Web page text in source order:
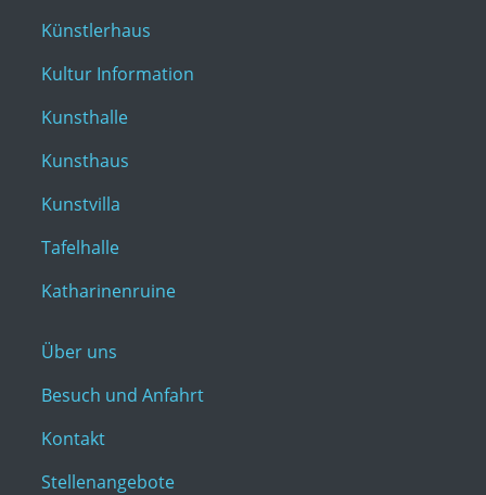
Künstlerhaus
Kultur Information
Kunsthalle
Kunsthaus
Kunstvilla
Tafelhalle
Katharinenruine
Über uns
Besuch und Anfahrt
Kontakt
Stellenangebote